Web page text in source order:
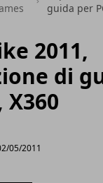
guida per
2011,
di
X360
05/2011